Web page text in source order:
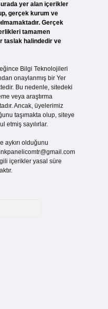
yer alan içerikler
gerçek kurum ve
Gerçek
tamamen
taslak halindedir ve
Bilgi Teknolojileri
onaylanmış bir Yer
Bu nedenle, sitedeki
veya araştırma
Ancak, üyelerimiz
taşımakta olup, siteye
etmiş sayılırlar.
aykırı olduğunu
içerikler yasal süre